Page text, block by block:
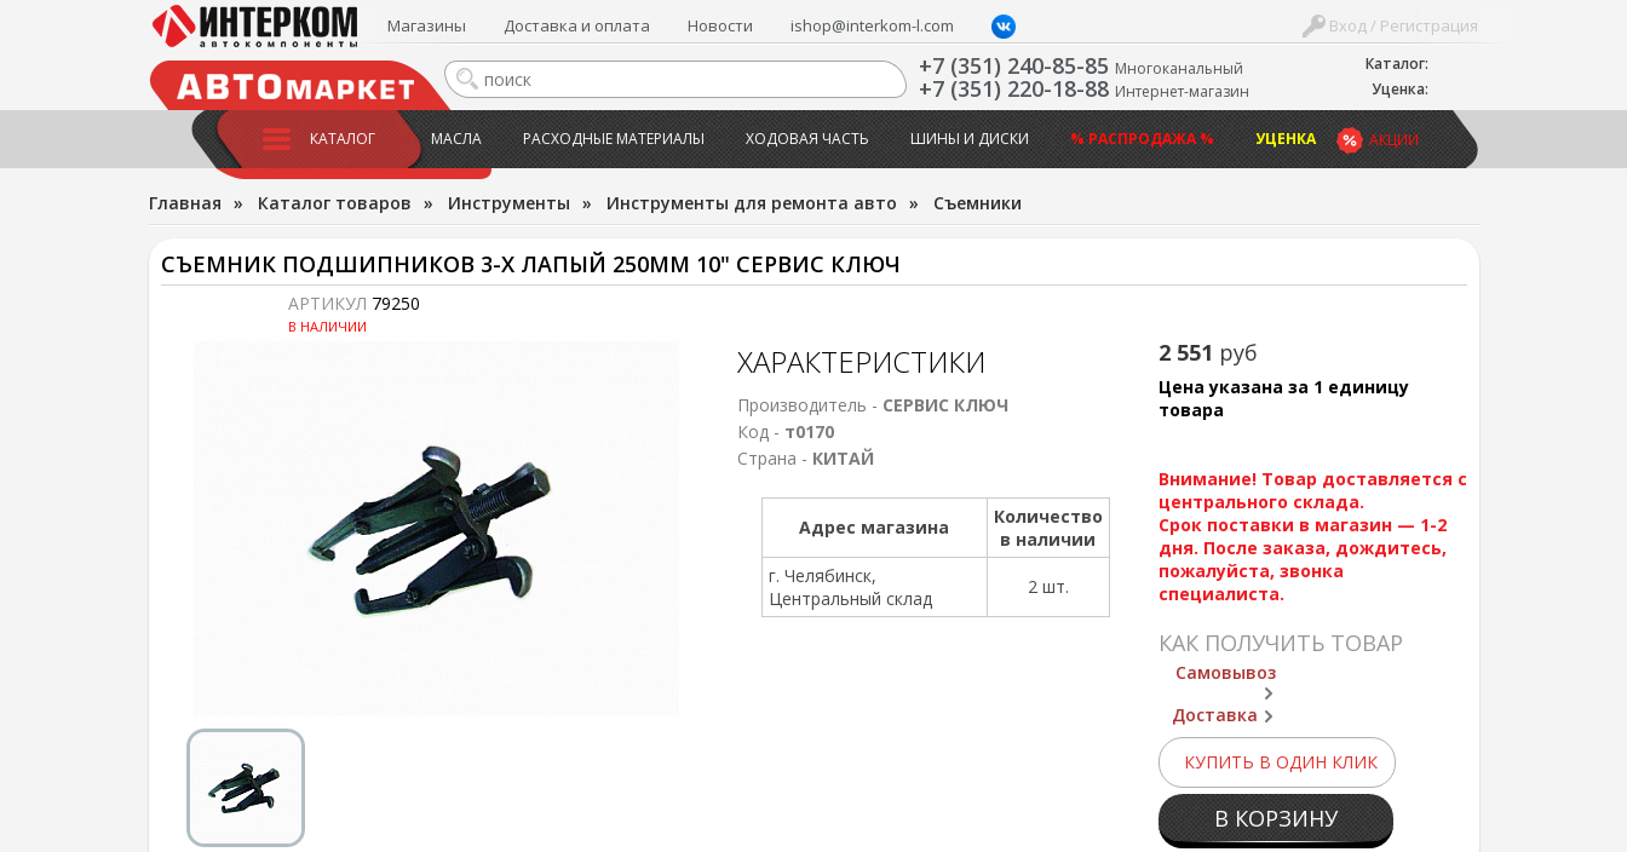
Каталог:
Уценка:
Вход / Регистрация
Магазины Доставка и оплата Новости ishop@interkom-l.com
+7 (351) 240-85-85 Многоканальный
+7 (351) 220-18-88 Интернет-магазин
АКЦИИ
КАТАЛОГ МАСЛА РАСХОДНЫЕ МАТЕРИАЛЫ ХОДОВАЯ ЧАСТЬ ШИНЫ И ДИСКИ % РАСПРОДАЖА % УЦЕНКА
Главная » Каталог товаров » Инструменты » Инструменты для ремонта авто » Съемники
СЪЕМНИК ПОДШИПНИКОВ 3-Х ЛАПЫЙ 250ММ 10" СЕРВИС КЛЮЧ
АРТИКУЛ 79250
В НАЛИЧИИ
2 551 руб
Цена указана за 1 единицу
товара
Внимание! Товар доставляется с
центрального склада.
Срок поставки в магазин — 1-2
дня. После заказа, дождитесь,
пожалуйста, звонка
специалиста.
КАК ПОЛУЧИТЬ ТОВАР
Самовывоз
Доставка
КУПИТЬ В ОДИН КЛИК
В КОРЗИНУ
ХАРАКТЕРИСТИКИ
Производитель - СЕРВИС КЛЮЧ
Код - т0170
Страна - КИТАЙ
Адрес магазина
Количество
в наличии
г. Челябинск,
Центральный склад
2 шт.